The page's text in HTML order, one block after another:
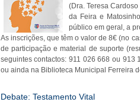
(Dra. Teresa
da Feira e
público em geral, a
As inscrições, que têm o valor de 8€ (no
de participação e material de suporte
seguintes contactos: 911 026 668 ou 913
ou ainda na Biblioteca Municipal Ferreira
Debate: Testamento Vital